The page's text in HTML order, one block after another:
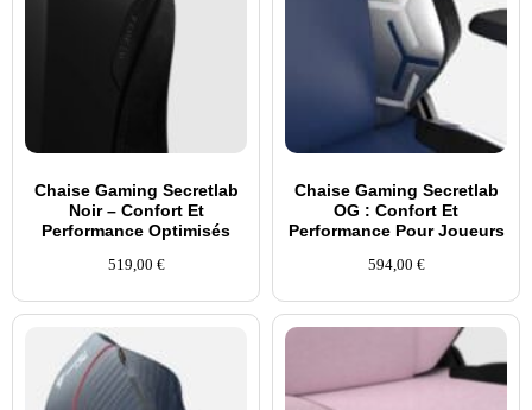
Chaise Gaming Secretlab
Noir – Confort Et
Performance Optimisés
519,00 €
Chaise Gaming Secretlab
OG : Confort Et
Performance Pour Joueurs
594,00 €